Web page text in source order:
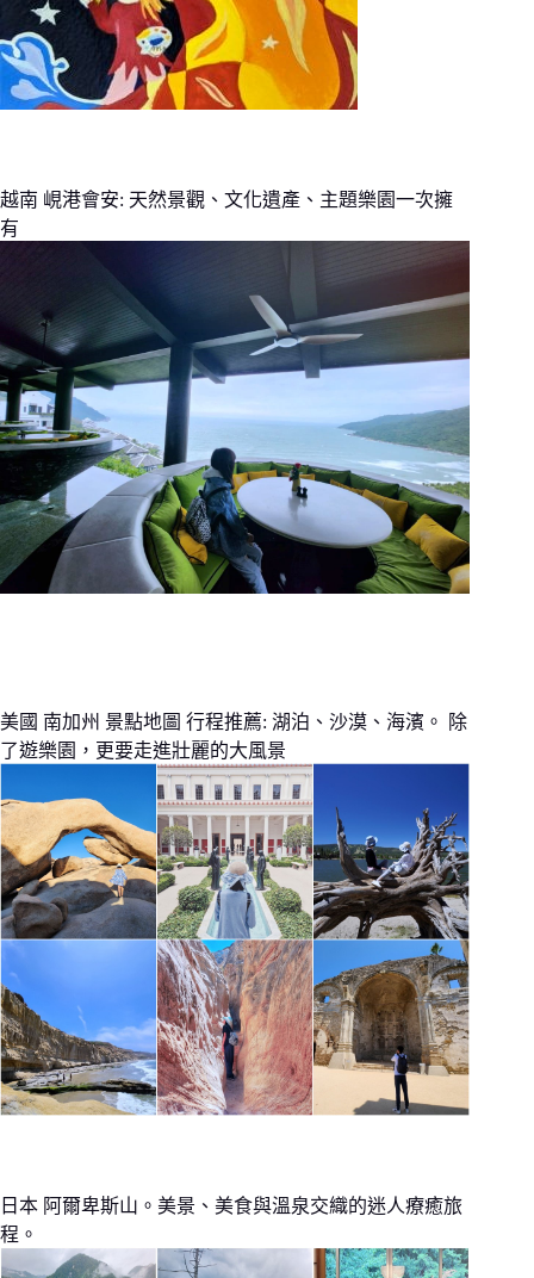
越南 峴港會安: 天然景觀、文化遺產、主題樂園一次擁
有
美國 南加州 景點地圖 行程推薦: 湖泊、沙漠、海濱。 除
了遊樂園，更要走進壯麗的大風景
日本 阿爾卑斯山。美景、美食與溫泉交織的迷人療癒旅
程。